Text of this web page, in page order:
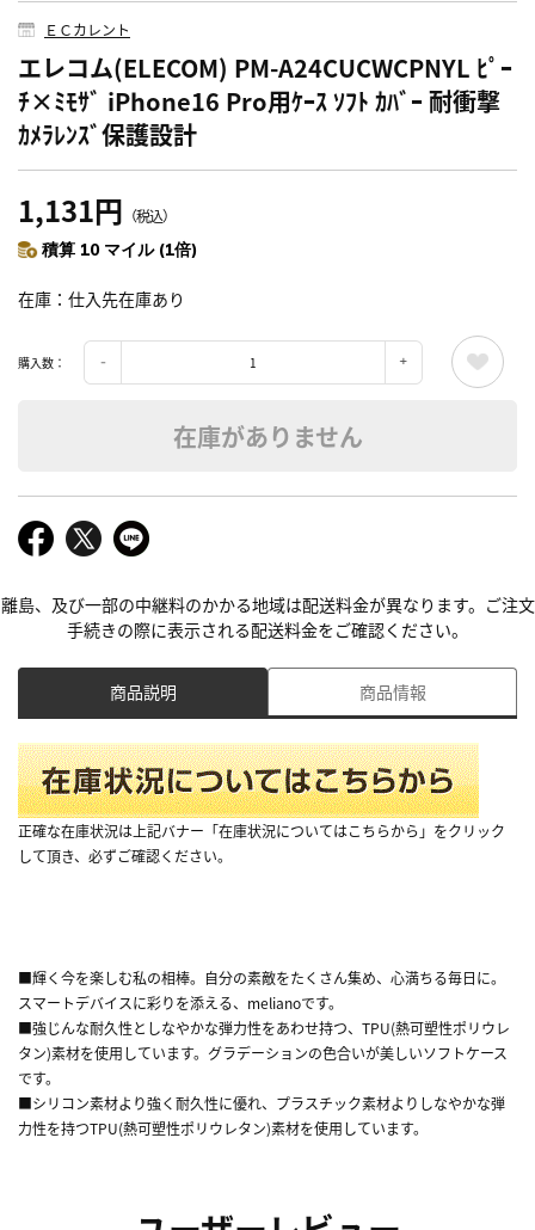
ＥＣカレント
エレコム(ELECOM) PM-A24CUCWCPNYL ﾋﾟｰ
ﾁ×ﾐﾓｻﾞ iPhone16 Pro用ｹｰｽ ｿﾌﾄ ｶﾊﾞｰ 耐衝撃
ｶﾒﾗﾚﾝｽﾞ保護設計
1,131円 （税込）
積算 10 マイル (1倍)
在庫 仕入先在庫あり
購入数：
在庫がありません
離島、及び一部の中継料のかかる地域は配送料金が異なります。ご注文
手続きの際に表示される配送料金をご確認ください。
商品説明 商品情報
正確な在庫状況は上記バナー「在庫状況についてはこちらから」をクリック
して頂き、必ずご確認ください。
■輝く今を楽しむ私の相棒。自分の素敵をたくさん集め、心満ちる毎日に。
スマートデバイスに彩りを添える、melianoです。
■強じんな耐久性としなやかな弾力性をあわせ持つ、TPU(熱可塑性ポリウレ
タン)素材を使用しています。グラデーションの色合いが美しいソフトケース
です。
■シリコン素材より強く耐久性に優れ、プラスチック素材よりしなやかな弾
力性を持つTPU(熱可塑性ポリウレタン)素材を使用しています。